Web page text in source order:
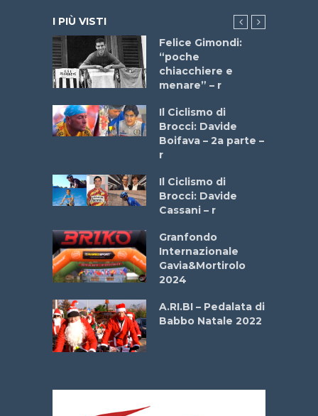
I PIÙ VISTI
Felice Gimondi:
“poche
chiacchiere e
menare” – r
Il Ciclismo di
Brocci: Davide
Boifava – 2a parte –
r
Il Ciclismo di
Brocci: Davide
Cassani – r
Granfondo
Internazionale
Gavia&Mortirolo
2024
A.RI.BI – Pedalata di
Babbo Natale 2022